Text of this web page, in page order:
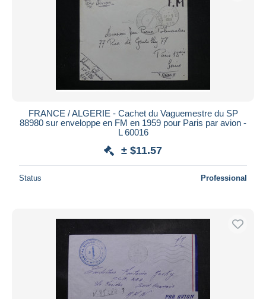
FRANCE / ALGERIE - Cachet du Vaguemestre du SP
88980 sur enveloppe en FM en 1959 pour Paris par avion -
L 60016
± $11.57
Status Professional